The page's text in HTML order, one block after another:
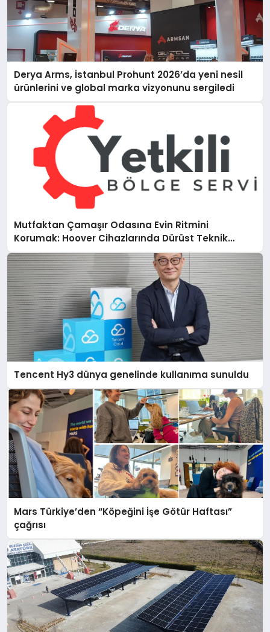
Derya Arms, İstanbul Prohunt 2026’da yeni nesil
ürünlerini ve global marka vizyonunu sergiledi
Mutfaktan Çamaşır Odasına Evin Ritmini
Korumak: Hoover Cihazlarında Dürüst Teknik
Destek Deneyimi
Tencent Hy3 dünya genelinde kullanıma sunuldu
Mars Türkiye’den “Köpeğini İşe Götür Haftası”
çağrısı